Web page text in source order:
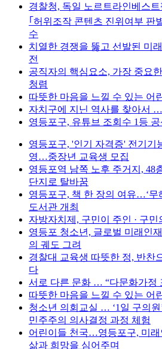
경찰청, 독일 노르트라인베스
｢허위조작 콘텐츠 진위여부 판
수
치열한 경쟁을 뚫고 선발된 미
전
공직자의 핵심요소, 가장 중요
청렴
따뜻한 마음을 느낄 수 있는 어
자치구에 지닌 역사를 찾아서
영등포구, 유튜브 조회수 1등 공
영등포구, '인기 자격증' 전기기
영…중장년 교육생 모집
영등포역 남쪽 노후 주거지, 48
단지로 탈바꿈
영등포구, 책 한 장의 여유…‘무
도서관 개최
자방자치제, 구민이 주인 · 구
영등포 청소년, 글로벌 미래인
의 궤도 그려
경찰대 교육생 따뜻한 정, 반찬
다
서로 다른 문화 … “다문화가정
따뜻한 마음을 느낄 수 있는 어
청소년 의회교실 … ‘1일 구의원
민주주의 의사결정 과정 체험
어린이들 천국…영등포구, 미래
삶과 희망을 심어주며